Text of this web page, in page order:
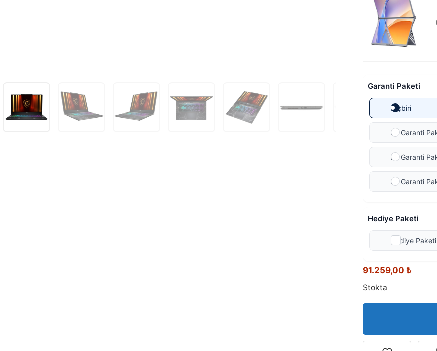
Garanti Paketi
Hiçbiri
Ek Garanti
Ek Garanti
Ek Garanti
Hediye Paketi
Hediye Paketi
91.259,00 ₺
Stokta